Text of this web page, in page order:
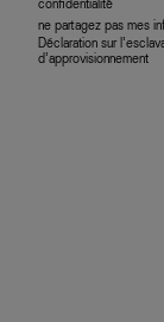
confidentialité
ne partagez pas mes
Déclaration sur
d’approvisionnement